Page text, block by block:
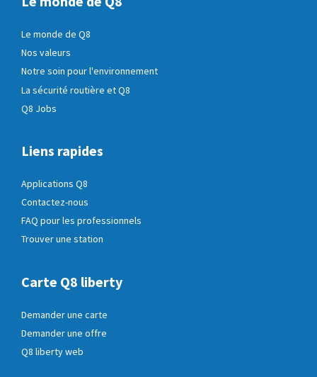
Le monde de Q8
Nos valeurs
Notre soin pour l'environnement
La sécurité routière et Q8
Q8 Jobs
Liens rapides
Applications Q8
Contactez-nous
FAQ pour les professionnels
Trouver une station
Carte Q8 liberty
Demander une carte
Demander une offre
Q8 liberty web